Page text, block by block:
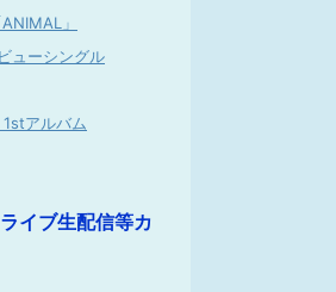
」
ューシングル
1stアルバム
イブ生配信等カ